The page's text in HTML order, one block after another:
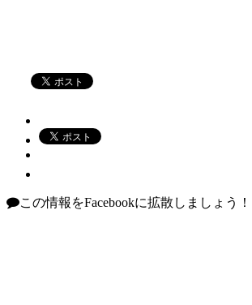
この情報をFacebookに拡散しましょう！